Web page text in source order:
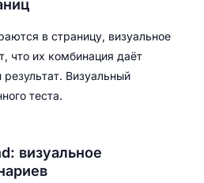
в страницу, визуальное
что их комбинация даёт
Визуальный
теста.
визуальное